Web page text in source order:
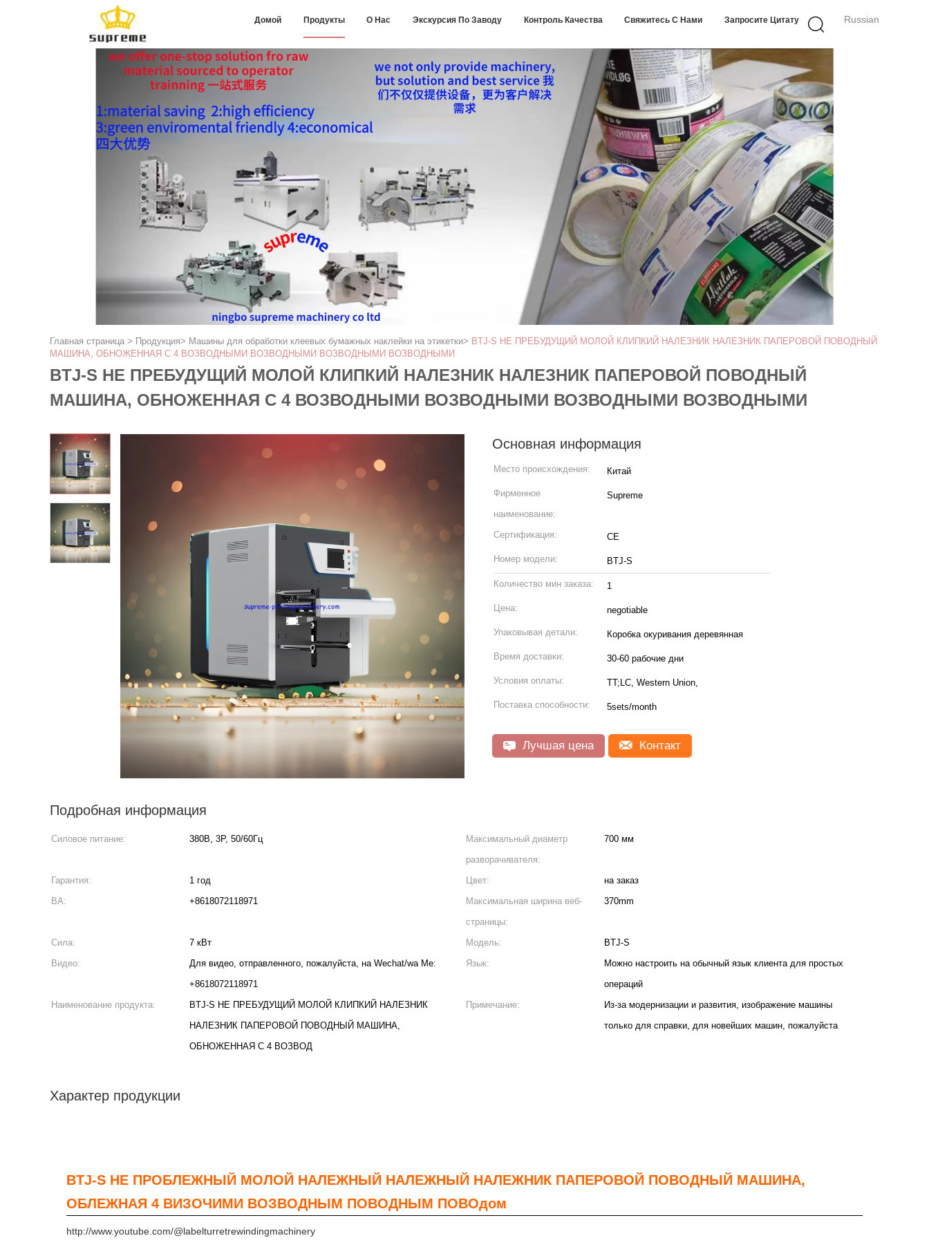
Russian
Домой Продукты О Нас Экскурсия По Заводу Контроль Качества Свяжитесь С Нами Запросите Цитату
Главная страница > Продукция> Машины для обработки клеевых бумажных наклейки на этикетки> BTJ-S НЕ ПРЕБУДУЩИЙ МОЛОЙ КЛИПКИЙ НАЛЕЗНИК НАЛЕЗНИК ПАПЕРОВОЙ ПОВОДНЫЙ
МАШИНА, ОБНОЖЕННАЯ С 4 ВОЗВОДНЫМИ ВОЗВОДНЫМИ ВОЗВОДНЫМИ ВОЗВОДНЫМИ
BTJ-S НЕ ПРЕБУДУЩИЙ МОЛОЙ КЛИПКИЙ НАЛЕЗНИК НАЛЕЗНИК ПАПЕРОВОЙ ПОВОДНЫЙ
МАШИНА, ОБНОЖЕННАЯ С 4 ВОЗВОДНЫМИ ВОЗВОДНЫМИ ВОЗВОДНЫМИ ВОЗВОДНЫМИ
Основная информация
Место происхождения: Китай
Фирменное
наименование:
Supreme
Сертификация: CE
Номер модели: BTJ-S
Количество мин заказа: 1
Цена: negotiable
Упаковывая детали: Коробка окуривания деревянная
Время доставки: 30-60 рабочие дни
Условия оплаты: TT;LC, Western Union,
Поставка способности: 5sets/month
Лучшая цена Контакт
Подробная информация
Силовое питание: 380В, 3P, 50/60Гц
Максимальный диаметр
разворачивателя:
700 мм
Гарантия: 1 год Цвет:
на заказ
ВА:
+8618072118971
Максимальная ширина веб-
страницы:
370mm
Сила: 7 кВт Модель:
BTJ-S
Видео:
Для видео, отправленного, пожалуйста, на Wechat/wa Me:
+8618072118971
Язык:
Можно настроить на обычный язык клиента для простых
операций
Наименование продукта:
BTJ-S НЕ ПРЕБУДУЩИЙ МОЛОЙ КЛИПКИЙ НАЛЕЗНИК
НАЛЕЗНИК ПАПЕРОВОЙ ПОВОДНЫЙ МАШИНА,
ОБНОЖЕННАЯ С 4 ВОЗВОД
Примечание:
Из-за модернизации и развития, изображение машины
только для справки, для новейших машин, пожалуйста
Характер продукции
BTJ-S НЕ ПРОБЛЕЖНЫЙ МОЛОЙ НАЛЕЖНЫЙ НАЛЕЖНЫЙ НАЛЕЖНИК ПАПЕРОВОЙ ПОВОДНЫЙ МАШИНА,
ОБЛЕЖНАЯ 4 ВИЗОЧИМИ ВОЗВОДНЫМ ПОВОДНЫМ ПОВОдом
http://www.youtube.com/@labelturretrewindingmachinery